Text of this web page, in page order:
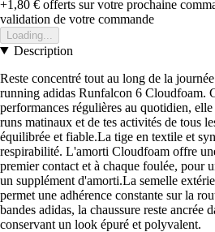
+1,80 € offerts sur votre prochaine
validation de votre commande
Loading...
Description
Reste concentré tout au long de la
running adidas Runfalcon 6 Cloudfoam.
performances régulières au quotidien,
runs matinaux et de tes activités de tous
équilibrée et fiable.La tige en textile et
respirabilité. L'amorti Cloudfoam offre
premier contact et à chaque foulée, pour
un supplément d'amorti.La semelle
permet une adhérence constante sur la
bandes adidas, la chaussure reste ancrée
conservant un look épuré et polyvalent.